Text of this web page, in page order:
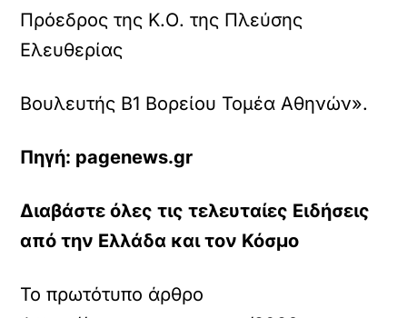
Πρόεδρος της Κ.Ο. της Πλεύσης
Ελευθερίας
Βουλευτής Β1 Βορείου Τομέα Αθηνών».
Πηγή: pagenews.gr
Διαβάστε όλες τις τελευταίες Ειδήσεις
από την Ελλάδα και τον Κόσμο
Το πρωτότυπο άρθρο